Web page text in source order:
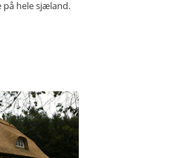
på hele sjæland.